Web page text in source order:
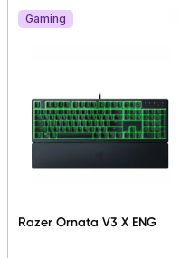
Gaming
Razer Ornata V3 X ENG